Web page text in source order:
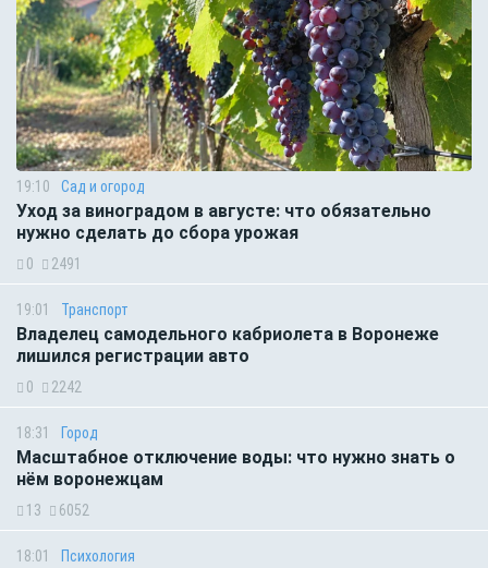
19:10 Сад и огород
Уход за виноградом в августе: что обязательно
нужно сделать до сбора урожая
0 2491
19:01 Транспорт
Владелец самодельного кабриолета в Воронеже
лишился регистрации авто
0 2242
18:31 Город
Масштабное отключение воды: что нужно знать о
нём воронежцам
13 6052
18:01 Психология